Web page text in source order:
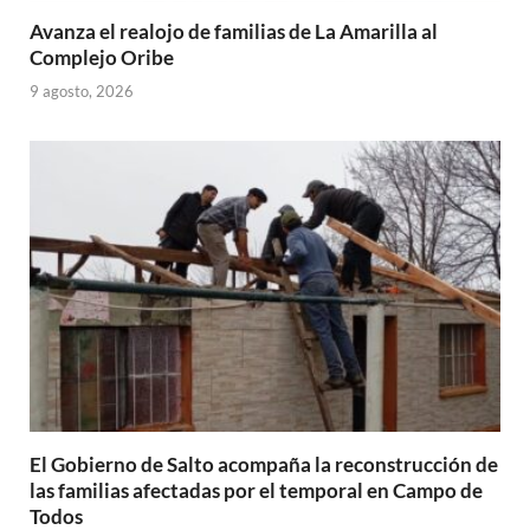
Avanza el realojo de familias de La Amarilla al
Complejo Oribe
9 agosto, 2026
El Gobierno de Salto acompaña la reconstrucción de
las familias afectadas por el temporal en Campo de
Todos